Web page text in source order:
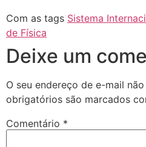
Com as tags Sistema
de Física
Deixe um
O seu endereço de e-mail
obrigatórios são marcados
Comentário *